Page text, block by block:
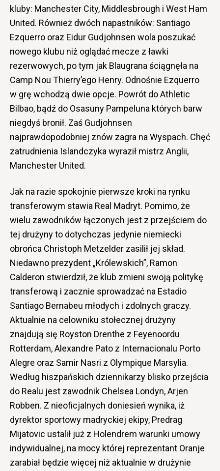
kluby: Manchester City, Middlesbrough i West Ham
United. Również dwóch napastników: Santiago
Ezquerro oraz Eidur Gudjohnsen wola poszukać
nowego klubu niż oglądać mecze z ławki
rezerwowych, po tym jak Blaugrana ściągnęła na
Camp Nou Thierry’ego Henry. Odnośnie Ezquerro
w grę wchodzą dwie opcje. Powrót do Athletic
Bilbao, bądź do Osasuny Pampeluna których barw
niegdyś bronił. Zaś Gudjohnsen
najprawdopodobniej znów zagra na Wyspach. Chęć
zatrudnienia Islandczyka wyraził mistrz Anglii,
Manchester United.
Jak na razie spokojnie pierwsze kroki na rynku
transferowym stawia Real Madryt. Pomimo, że
wielu zawodników łączonych jest z przejściem do
tej drużyny to dotychczas jedynie niemiecki
obrońca Christoph Metzelder zasilił jej skład.
Niedawno prezydent „Królewskich”, Ramon
Calderon stwierdził, że klub zmieni swoją politykę
transferową i zacznie sprowadzać na Estadio
Santiago Bernabeu młodych i zdolnych graczy.
Aktualnie na celowniku stołecznej drużyny
znajdują się Royston Drenthe z Feyenoordu
Rotterdam, Alexandre Pato z Internacionalu Porto
Alegre oraz Samir Nasri z Olympique Marsylia.
Według hiszpańskich dziennikarzy blisko przejścia
do Realu jest zawodnik Chelsea Londyn, Arjen
Robben. Z nieoficjalnych doniesień wynika, iż
dyrektor sportowy madryckiej ekipy, Predrag
Mijatovic ustalił już z Holendrem warunki umowy
indywidualnej, na mocy której reprezentant Oranje
zarabiał będzie więcej niż aktualnie w drużynie